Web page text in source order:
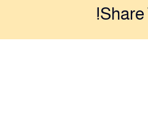
Share